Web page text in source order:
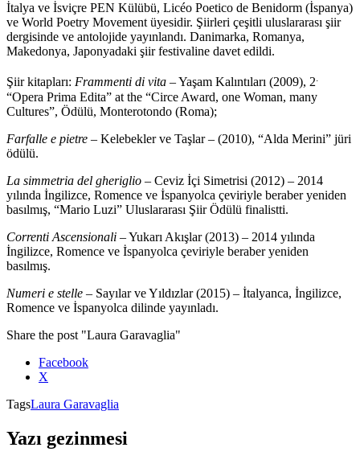
İtalya ve İsviçre PEN Külübü, Licéo Poetico de Benidorm (İspanya)
ve World Poetry Movement üyesidir. Şiirleri çeşitli uluslararası şiir
dergisinde ve antolojide yayınlandı. Danimarka, Romanya,
Makedonya, Japonyadaki şiir festivaline davet edildi.
Şiir kitapları: Frammenti di vita – Yaşam Kalıntıları (2009), 2.
“Opera Prima Edita” at the “Circe Award, one Woman, many
Cultures”, Ödülü, Monterotondo (Roma);
Farfalle e pietre – Kelebekler ve Taşlar – (2010), “Alda Merini” jüri
ödülü.
La simmetria del gheriglio – Ceviz İçi Simetrisi (2012) – 2014
yılında İngilizce, Romence ve İspanyolca çeviriyle beraber yeniden
basılmış, “Mario Luzi” Uluslararası Şiir Ödülü finalistti.
Correnti Ascensionali – Yukarı Akışlar (2013) – 2014 yılında
İngilizce, Romence ve İspanyolca çeviriyle beraber yeniden
basılmış.
Numeri e stelle – Sayılar ve Yıldızlar (2015) – İtalyanca, İngilizce,
Romence ve İspanyolca dilinde yayınladı.
Share the post "Laura Garavaglia"
Facebook
X
TagsLaura Garavaglia
Yazı gezinmesi